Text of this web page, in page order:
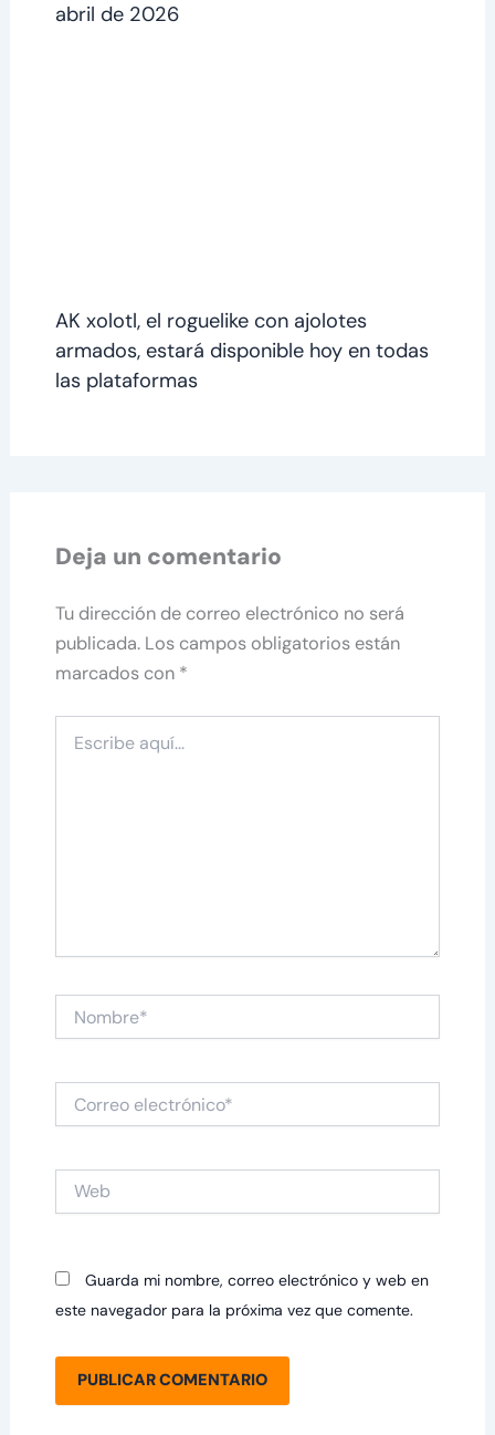
abril de 2026
AK xolotl, el roguelike con ajolotes
armados, estará disponible hoy en todas
las plataformas
Deja un comentario
Tu dirección de correo electrónico no será
publicada. Los campos obligatorios están
marcados con *
aquí...
electrónico*
Guarda mi nombre, correo electrónico y web en
este navegador para la próxima vez que comente.